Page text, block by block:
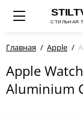
Главная Apple
Apple
Aluminium